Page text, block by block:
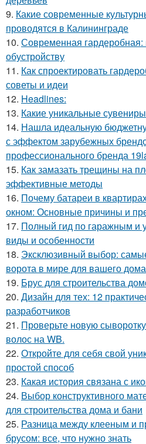
9. Какие современные
проводятся в Калининграде
10. Современная гардеробная:
обустройству
11. Как спроектировать
советы и идеи
12. Headlines:
13. Какие уникальные
14. Нашла идеальную
с эффектом зарубежных
профессионального бренда
15. Как замазать трещины на
эффективные методы
16. Почему батареи в
окном: Основные причины и
17. Полный гид по гаражным и
виды и особенности
18. Эксклюзивный выбор:
ворота в мире для вашего дома
19. Брус для строительства
20. Дизайн для тех: 12
разработчиков
21. Проверьте новую
волос на WB.
22. Откройте для себя свой
простой способ
23. Какая история связана с
24. Выбор конструктивного
для строительства дома и бани
25. Разница между клееным и
брусом: все, что нужно знать